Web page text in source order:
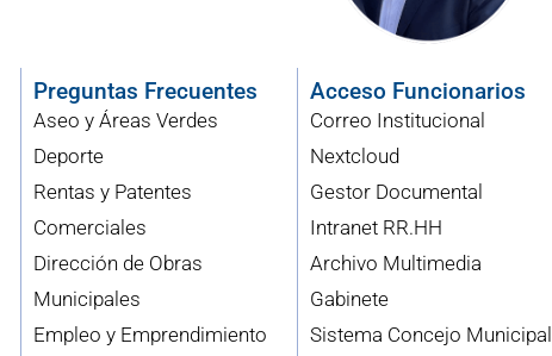
Preguntas Frecuentes
Aseo y Áreas Verdes
Deporte
Rentas y Patentes
Comerciales
Dirección de Obras
Municipales
Empleo y Emprendimiento
Acceso Funcionarios
Correo Institucional
Nextcloud
Gestor Documental
Intranet RR.HH
Archivo Multimedia
Gabinete
Sistema Concejo Municipal